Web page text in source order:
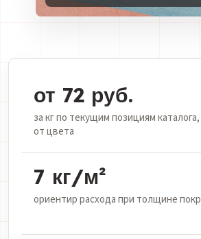
от 72 руб.
за кг по текущим позициям
от цвета
7 кг/м²
ориентир расхода при толщине